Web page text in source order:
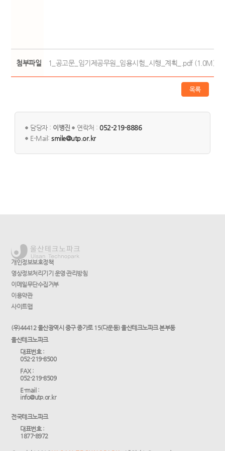
첨부파일 1_공고문_임기제공무원_임용시험_시행_계획_.pdf (1.0M)
목록
담당자 : 이병진 연락처 :052-219-8886
E-Mail:smile@utp.or.kr
개인정보보호정책
영상정보처리기기 운영·관리방침
이메일무단수집거부
이용약관
사이트맵
(우)44412 울산광역시 중구 종가로 15(다운동) 울산테크노파크 본부동
울산테크노파크
대표번호 :
052-219-8500
FAX :
052-219-8509
E-mail :
info@utp.or.kr
전국테크노파크
대표번호 :
1877-8972